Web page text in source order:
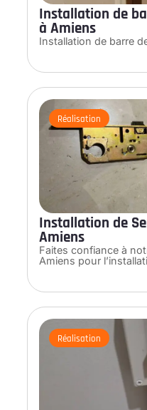
Installation de
à Amiens
Installation de barre
Réalisation
Installation de
Amiens
Faites confiance à
Amiens pour
Réalisation